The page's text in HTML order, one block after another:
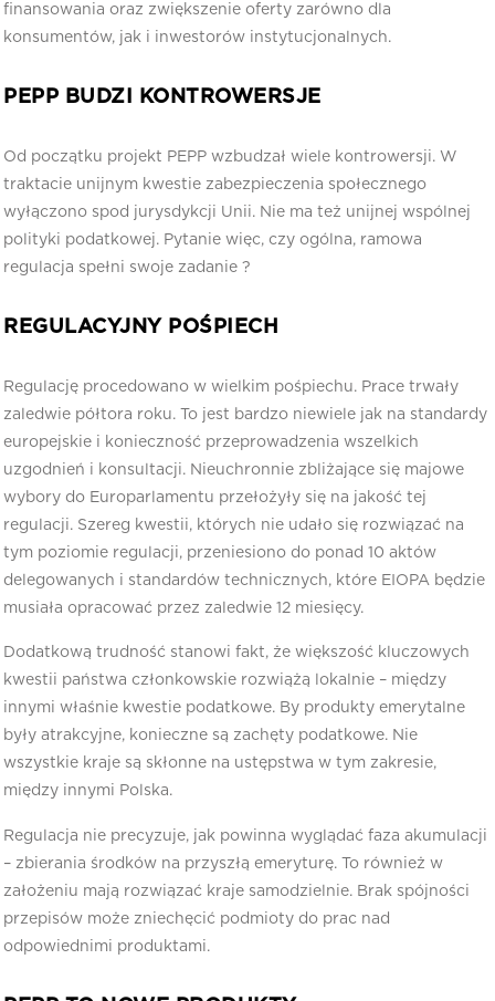
finansowania oraz zwiększenie oferty zarówno dla
konsumentów, jak i inwestorów instytucjonalnych.
PEPP BUDZI KONTROWERSJE
Od początku projekt PEPP wzbudzał wiele kontrowersji. W
traktacie unijnym kwestie zabezpieczenia społecznego
wyłączono spod jurysdykcji Unii. Nie ma też unijnej wspólnej
polityki podatkowej. Pytanie więc, czy ogólna, ramowa
regulacja spełni swoje zadanie ?
REGULACYJNY POŚPIECH
Regulację procedowano w wielkim pośpiechu. Prace trwały
zaledwie półtora roku. To jest bardzo niewiele jak na standardy
europejskie i konieczność przeprowadzenia wszelkich
uzgodnień i konsultacji. Nieuchronnie zbliżające się majowe
wybory do Europarlamentu przełożyły się na jakość tej
regulacji. Szereg kwestii, których nie udało się rozwiązać na
tym poziomie regulacji, przeniesiono do ponad 10 aktów
delegowanych i standardów technicznych, które EIOPA będzie
musiała opracować przez zaledwie 12 miesięcy.
Dodatkową trudność stanowi fakt, że większość kluczowych
kwestii państwa członkowskie rozwiążą lokalnie – między
innymi właśnie kwestie podatkowe. By produkty emerytalne
były atrakcyjne, konieczne są zachęty podatkowe. Nie
wszystkie kraje są skłonne na ustępstwa w tym zakresie,
między innymi Polska.
Regulacja nie precyzuje, jak powinna wyglądać faza akumulacji
– zbierania środków na przyszłą emeryturę. To również w
założeniu mają rozwiązać kraje samodzielnie. Brak spójności
przepisów może zniechęcić podmioty do prac nad
odpowiednimi produktami.